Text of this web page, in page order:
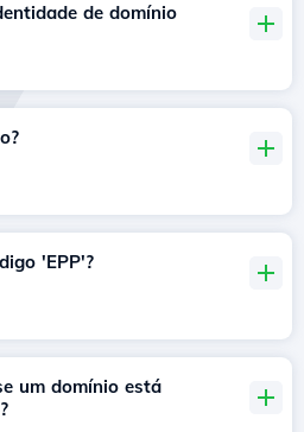
de domínio
'EPP'?
um domínio está